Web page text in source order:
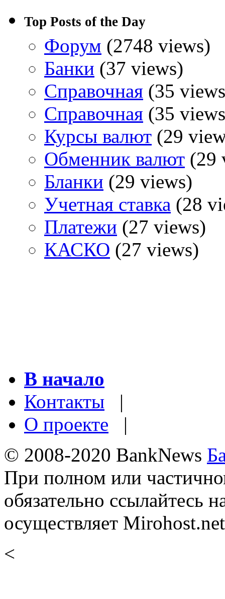
Top Posts of the Day
Форум (2748 views)
Банки (37 views)
Справочная (35
Справочная (35
Курсы валют (29
Обменник валют (29
Бланки (29 views)
Учетная ставка (28
Платежи (27 views)
КАСКО (27 views)
В начало
Контакты |
О проекте |
© 2008-2020 BankNews
При полном или
обязательно ссылайтесь
осуществляет
<